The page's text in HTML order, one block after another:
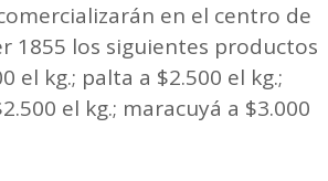
en el centro de
1855 los siguientes productos
el kg.; palta a $2.500 el kg.;
el kg.; maracuyá a $3.000